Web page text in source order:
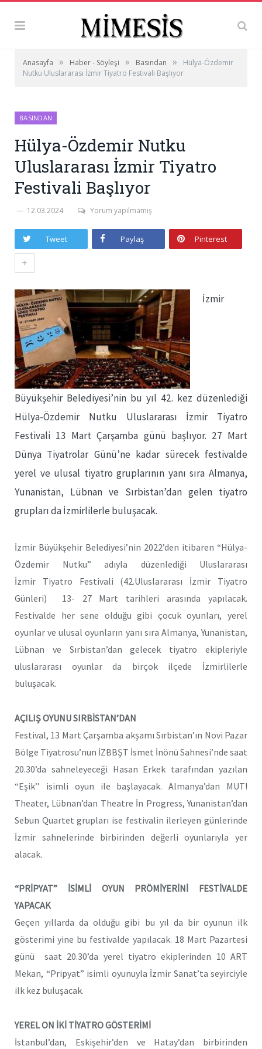
Anasayfa » Haber - Söyleşi » Basından »
Hülya-Özdemir
Nutku Uluslararası İzmir Tiyatro Festivali Başlıyor
BASINDAN
Hülya-Özdemir Nutku
Uluslararası İzmir Tiyatro
Festivali Başlıyor
12.03.2024 Yorum yapılmamış
Tweet Paylaş Pinterest
+
İzmir
Büyükşehir Belediyesi’nin bu yıl 42. kez düzenlediği
Hülya-Özdemir Nutku Uluslararası İzmir Tiyatro
Festivali 13 Mart Çarşamba günü başlıyor. 27 Mart
Dünya Tiyatrolar Günü’ne kadar sürecek festivalde
yerel ve ulusal tiyatro gruplarının yanı sıra Almanya,
Yunanistan, Lübnan ve Sırbistan’dan gelen tiyatro
grupları da İzmirlilerle buluşacak.
İzmir Büyükşehir Belediyesi’nin 2022’den itibaren “Hülya-
Özdemir Nutku” adıyla düzenlediği Uluslararası
İzmir Tiyatro Festivali (42.Uluslararası İzmir Tiyatro
Günleri) 13- 27 Mart tarihleri arasında yapılacak.
Festivalde her sene olduğu gibi çocuk oyunları, yerel
oyunlar ve ulusal oyunların yanı sıra Almanya, Yunanistan,
Lübnan ve Sırbistan’dan gelecek tiyatro ekipleriyle
uluslararası oyunlar da birçok ilçede İzmirlilerle
buluşacak.
AÇILIŞ OYUNU SIRBİSTAN’DAN
Festival, 13 Mart Çarşamba akşamı Sırbistan’ın Novi Pazar
Bölge Tiyatrosu’nun İZBBŞT İsmet İnönü Sahnesi’nde saat
20.30’da sahneleyeceği Hasan Erkek tarafından yazılan
“Eşik’’ isimli oyun ile başlayacak. Almanya’dan MUT!
Theater, Lübnan’dan Theatre İn Progress, Yunanistan’dan
Sebun Quartet grupları ise festivalin ilerleyen günlerinde
İzmir sahnelerinde birbirinden değerli oyunlarıyla yer
alacak.
“PRİPYAT” İSİMLİ OYUN PRÖMİYERİNİ FESTİVALDE
YAPACAK
Geçen yıllarda da olduğu gibi bu yıl da bir oyunun ilk
gösterimi yine bu festivalde yapılacak. 18 Mart Pazartesi
günü saat 20.30’da yerel tiyatro ekiplerinden 10 ART
Mekan, “Pripyat” isimli oyunuyla İzmir Sanat’ta seyirciyle
ilk kez buluşacak.
YEREL ON İKİ TİYATRO GÖSTERİMİ
İstanbul’dan, Eskişehir’den ve Hatay’dan birbirinden